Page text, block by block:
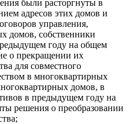
были расторгнуты в
адресов этих домов и
управления,
домов, собственники
году на общем
о прекращении их
для совместного
в многоквартирных
домов, в
в предыдущем году на
решения о преобразовании